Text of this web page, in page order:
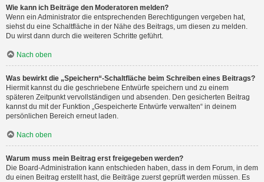
Wie kann ich Beiträge den Moderatoren melden?
Wenn ein Administrator die entsprechenden Berechtigungen vergeben hat,
siehst du eine Schaltfläche in der Nähe des Beitrags, um diesen zu melden.
Du wirst dann durch die weiteren Schritte geführt.
Nach oben
Was bewirkt die „Speichern“-Schaltfläche beim Schreiben eines Beitrags?
Hiermit kannst du die geschriebene Entwürfe speichern und zu einem
späteren Zeitpunkt vervollständigen und absenden. Den gesicherten Beitrag
kannst du mit der Funktion „Gespeicherte Entwürfe verwalten“ in deinem
persönlichen Bereich erneut laden.
Nach oben
Warum muss mein Beitrag erst freigegeben werden?
Die Board-Administration kann entschieden haben, dass in dem Forum, in dem
du einen Beitrag erstellt hast, die Beiträge zuerst geprüft werden müssen. Es